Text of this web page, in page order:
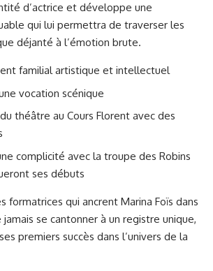
d’actrice et développe une
qui lui permettra de traverser les
déjanté à l’émotion brute.
familial artistique et intellectuel
vocation scénique
théâtre au Cours Florent avec des
complicité avec la troupe des Robins
ses débuts
formatrices qui ancrent Marina Foïs dans
se cantonner à un registre unique,
premiers succès dans l’univers de la